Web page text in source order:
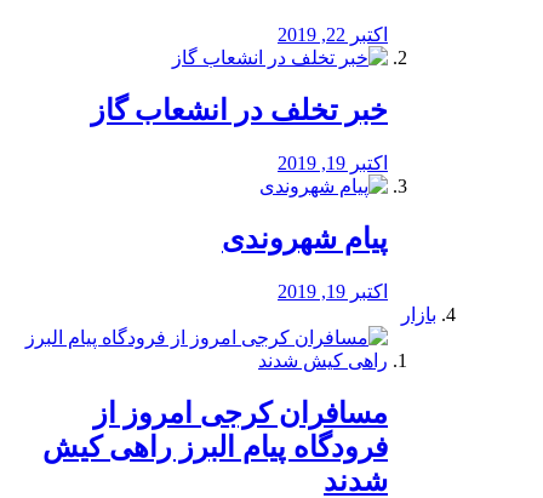
اکتبر 22, 2019
خبر تخلف در انشعاب گاز
اکتبر 19, 2019
پیام شهروندی
اکتبر 19, 2019
بازار
مسافران کرجی امروز از
فرودگاه پیام البرز راهی کیش
شدند